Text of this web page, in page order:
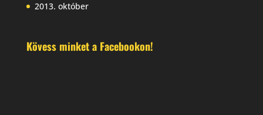
2013. október
Kövess minket a Facebookon!